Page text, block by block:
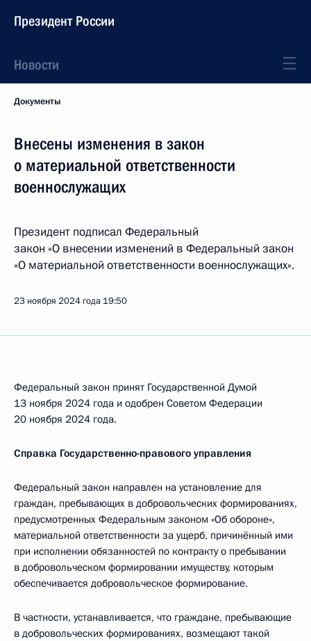
Президент России
Новости
Документы
Внесены изменения в закон
о материальной ответственности
военнослужащих
Президент подписал Федеральный
закон «О внесении изменений в Федеральный закон
«О материальной ответственности военнослужащих».
23 ноября 2024 года 19:50
Федеральный закон принят Государственной Думой
13 ноября 2024 года и одобрен Советом Федерации
20 ноября 2024 года.
Справка Государственно-правового управления
Федеральный закон направлен на установление для
граждан, пребывающих в добровольческих формированиях,
предусмотренных Федеральным законом «Об обороне»,
материальной ответственности за ущерб, причинённый ими
при исполнении обязанностей по контракту о пребывании
в добровольческом формировании имуществу, которым
обеспечивается добровольческое формирование.
В частности, устанавливается, что граждане, пребывающие
в добровольческих формированиях, возмещают такой